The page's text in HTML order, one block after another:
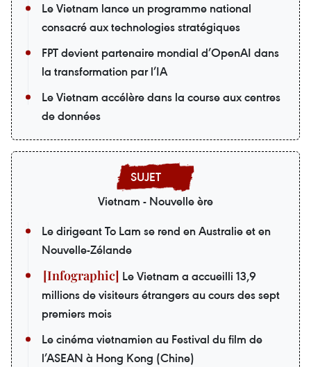
Le Vietnam lance un programme national
consacré aux technologies stratégiques
FPT devient partenaire mondial d’OpenAI dans
la transformation par l’IA
Le Vietnam accélère dans la course aux centres
de données
Vietnam - Nouvelle ère
Le dirigeant To Lam se rend en Australie et en
Nouvelle-Zélande
Le Vietnam a accueilli 13,9
millions de visiteurs étrangers au cours des sept
premiers mois
Le cinéma vietnamien au Festival du film de
l’ASEAN à Hong Kong (Chine)